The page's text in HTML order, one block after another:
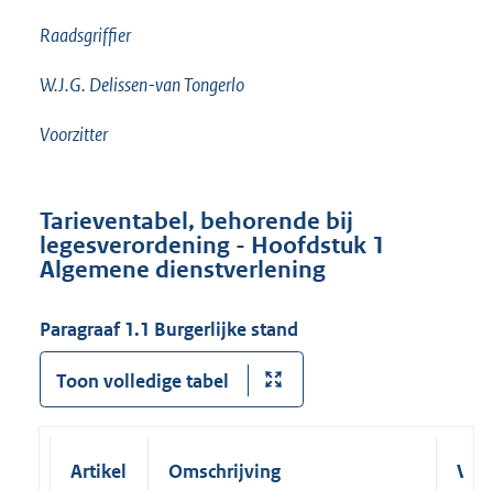
Raadsgriffier
W.J.G. Delissen-van Tongerlo
Voorzitter
Tarieventabel, behorende bij
legesverordening - Hoofdstuk 1
Algemene dienstverlening
Paragraaf 1.1 Burgerlijke stand
Toon volledige tabel
Artikel Omschrijving